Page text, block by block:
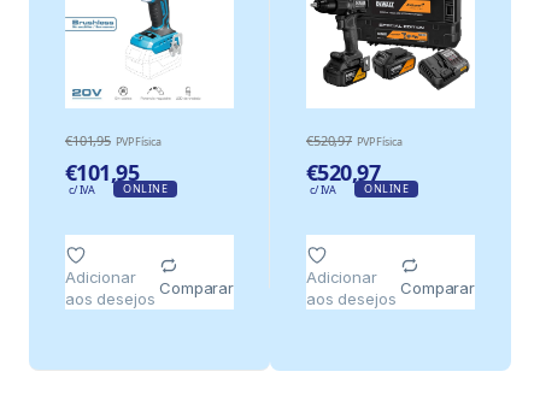
€101,95 PVP Física
€101,95
c/ IVA ONLINE
Adicionar
aos desejos
Comparar
€520,97 PVP Física
€520,97
c/ IVA ONLINE
Adicionar
aos desejos
Comparar